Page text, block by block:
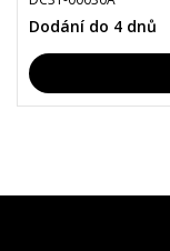
Dodání do 4 dnů